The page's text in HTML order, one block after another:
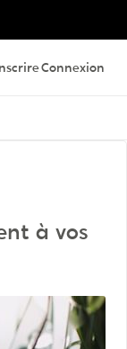
Connexion
à vos